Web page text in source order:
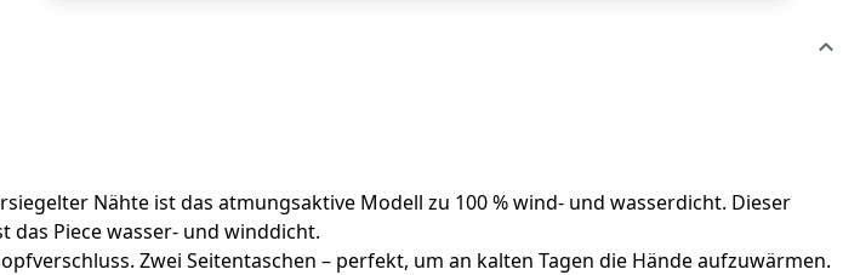
Nähte ist das atmungsaktive Modell zu 100 % wind- und wasserdicht. Dieser
das Piece wasser- und winddicht.
Zwei Seitentaschen – perfekt, um an kalten Tagen die Hände aufzuwärmen.